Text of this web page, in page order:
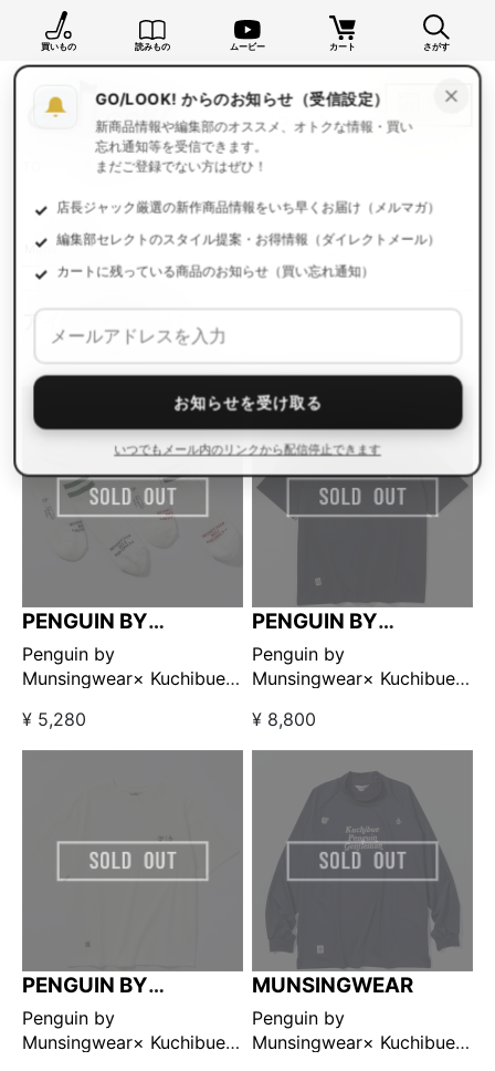
買いもの 読みもの ムービー カート さがす
買いもの一覧
アイテム検索 （47）
PENGUIN BY
MUNSINGWEAR
Penguin by
Munsingwear× Kuchibue
ックス 【GO/LOOK!限定販
売】
¥ 5,280
PENGUIN BY
MUNSINGWEAR
Penguin by
Munsingwear× Kuchibue
付きTシャツ ネイビー
【GO/LOOK!限定販売】
¥ 8,800
PENGUIN BY
MUNSINGWEAR
Penguin by
Munsingwear× Kuchibue
MUNSINGWEAR
Penguin by
Munsingwear× Kuchibue
×
GO/LOOK! からのお知らせ（受信設定）
新商品情報や編集部のオススメ、オトクな情報・買い
忘れ通知等を受信できます。
まだご登録でない方はぜひ！
店長ジャック厳選の新作商品情報をいち早くお届け（メルマガ）
編集部セレクトのスタイル提案・お得情報（ダイレクトメール）
カートに残っている商品のお知らせ（買い忘れ通知）
お知らせを受け取る
いつでもメール内のリンクから配信停止できます